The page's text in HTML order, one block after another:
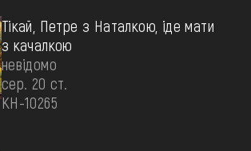
Тікай, Петре з Наталкою, іде мати
з качалкою
невідомо
сер. 20 ст.
КН-10265